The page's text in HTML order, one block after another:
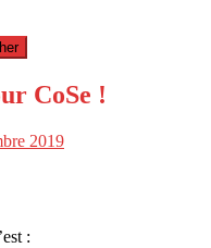
CoSe !
2019
: